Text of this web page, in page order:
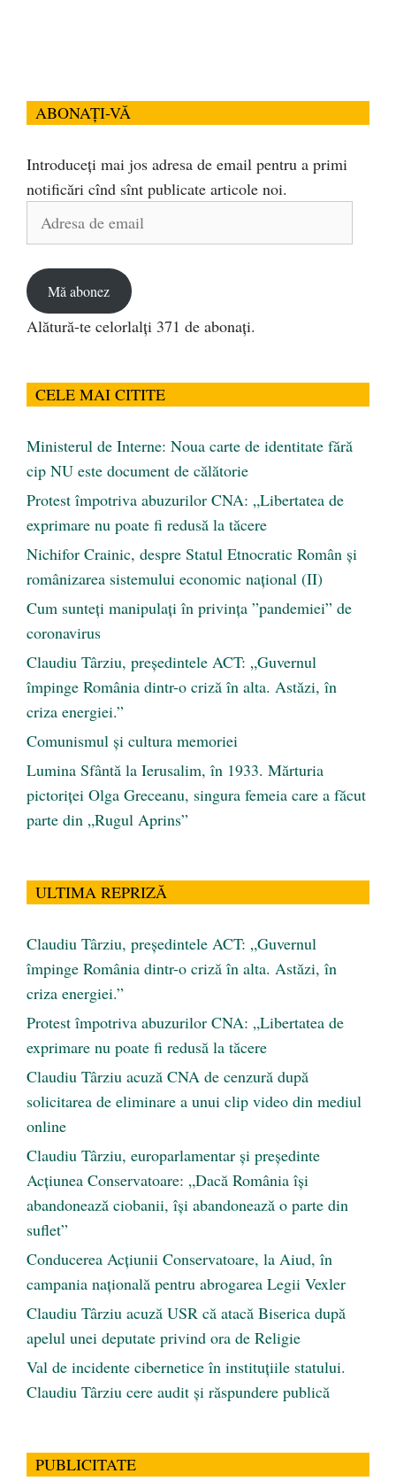
ABONAȚI-VĂ
Introduceți mai jos adresa de email pentru a primi
notificări cînd sînt publicate articole noi.
Adresa
Mă abonez
Alătură-te celorlalți 371 de abonați.
CELE MAI CITITE
Ministerul de Interne: Noua carte de identitate fără
cip NU este document de călătorie
Protest împotriva abuzurilor CNA: „Libertatea de
exprimare nu poate fi redusă la tăcere
Nichifor Crainic, despre Statul Etnocratic Român şi
românizarea sistemului economic naţional (II)
Cum sunteți manipulați în privința ”pandemiei” de
coronavirus
Claudiu Târziu, președintele ACT: „Guvernul
împinge România dintr-o criză în alta. Astăzi, în
criza energiei.”
Comunismul şi cultura memoriei
Lumina Sfântă la Ierusalim, în 1933. Mărturia
pictoriței Olga Greceanu, singura femeia care a făcut
parte din „Rugul Aprins”
ULTIMA REPRIZĂ
Claudiu Târziu, președintele ACT: „Guvernul
împinge România dintr-o criză în alta. Astăzi, în
criza energiei.”
Protest împotriva abuzurilor CNA: „Libertatea de
exprimare nu poate fi redusă la tăcere
Claudiu Târziu acuză CNA de cenzură după
solicitarea de eliminare a unui clip video din mediul
online
Claudiu Târziu, europarlamentar și președinte
Acțiunea Conservatoare: „Dacă România își
abandonează ciobanii, își abandonează o parte din
suflet”
Conducerea Acțiunii Conservatoare, la Aiud, în
campania națională pentru abrogarea Legii Vexler
Claudiu Târziu acuză USR că atacă Biserica după
apelul unei deputate privind ora de Religie
Val de incidente cibernetice în instituțiile statului.
Claudiu Târziu cere audit și răspundere publică
PUBLICITATE